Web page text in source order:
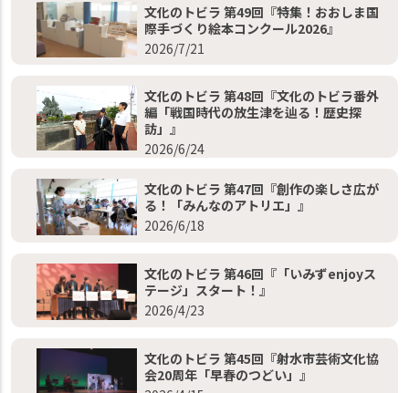
文化のトビラ 第49回『特集！おおしま国
際手づくり絵本コンクール2026』
2026/7/21
文化のトビラ 第48回『文化のトビラ番外
編「戦国時代の放生津を辿る！歴史探
訪」』
2026/6/24
文化のトビラ 第47回『創作の楽しさ広が
る！「みんなのアトリエ」』
2026/6/18
文化のトビラ 第46回『「いみずenjoyス
テージ」スタート！』
2026/4/23
文化のトビラ 第45回『射水市芸術文化協
会20周年「早春のつどい」』